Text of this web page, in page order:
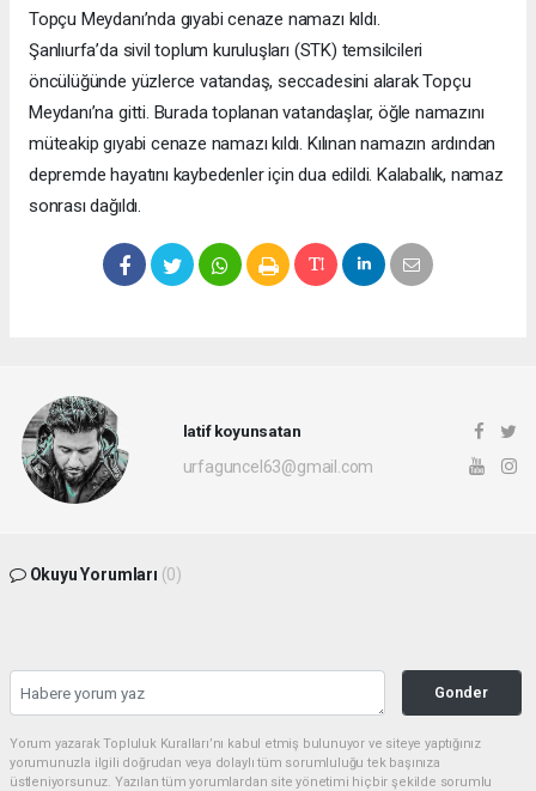
Topçu Meydanı’nda gıyabi cenaze namazı kıldı.
Şanlıurfa’da sivil toplum kuruluşları (STK) temsilcileri
öncülüğünde yüzlerce vatandaş, seccadesini alarak Topçu
Meydanı’na gitti. Burada toplanan vatandaşlar, öğle namazını
müteakip gıyabi cenaze namazı kıldı. Kılınan namazın ardından
depremde hayatını kaybedenler için dua edildi. Kalabalık, namaz
sonrası dağıldı.
latif koyunsatan
urfaguncel63@gmail.com
Okuyu Yorumları (0)
Gonder
Yorum yazarak Topluluk Kuralları’nı kabul etmiş bulunuyor ve siteye yaptığınız
yorumunuzla ilgili doğrudan veya dolaylı tüm sorumluluğu tek başınıza
üstleniyorsunuz. Yazılan tüm yorumlardan site yönetimi hiçbir şekilde sorumlu